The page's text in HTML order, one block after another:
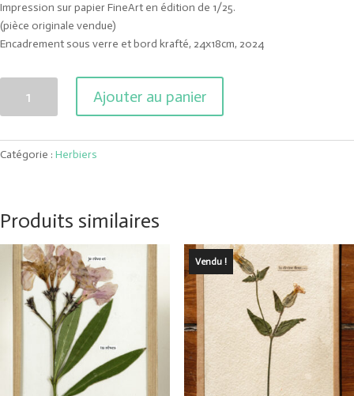
Impression sur papier FineArt en édition de 1/25.
(pièce originale vendue)
Encadrement sous verre et bord krafté, 24x18cm, 2024
longues
contemplations
Ajouter au panier
Catégorie : Herbiers
Produits similaires
Vendu !